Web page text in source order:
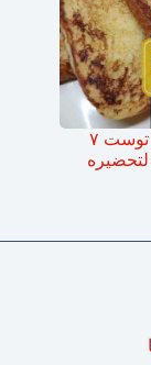
طريقة الفرنش توست ٧